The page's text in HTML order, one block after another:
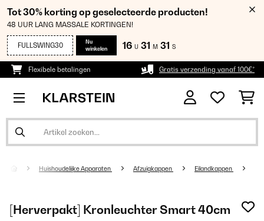
Tot 30% korting op geselecteerde producten!
48 UUR LANG MASSALE KORTINGEN!
FULLSWING30
Nu
winkelen
16 U 31 M 31 S
Flexibele betalingen Gratis verzending vanaf 100€*
Huishoudelijke Apparaten Afzuigkappen Eilandkappen
[Herverpakt] Kronleuchter Smart 40cm